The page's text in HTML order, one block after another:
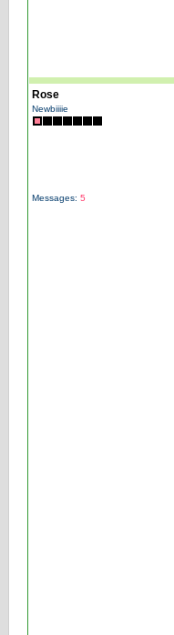
Rose
Newbiiiie
Messages: 5